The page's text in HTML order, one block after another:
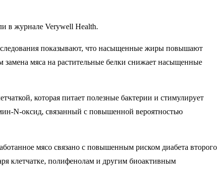
в журнале Verywell Health.
показывают, что насыщенные жиры повышают
замена мяса на растительные белки снижает насыщенные
которая питает полезные бактерии и стимулирует
N-оксид, связанный с повышенной вероятностью
мясо связано с повышенным риском диабета второго
клетчатке, полифенолам и другим биоактивным